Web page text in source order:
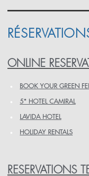
ONLINE
BOOK YOUR GREEN
5* HOTEL CAMIRAL
LAVIDA HOTEL
HOLIDAY RENTALS
RESERVATIONS